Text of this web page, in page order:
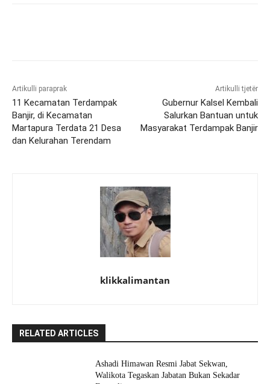
Artikulli paraprak
11 Kecamatan Terdampak
Banjir, di Kecamatan
Martapura Terdata 21 Desa
dan Kelurahan Terendam
Artikulli tjetër
Gubernur Kalsel Kembali
Salurkan Bantuan untuk
Masyarakat Terdampak Banjir
klikkalimantan
RELATED ARTICLES
Ashadi Himawan Resmi Jabat Sekwan,
Walikota Tegaskan Jabatan Bukan Sekadar